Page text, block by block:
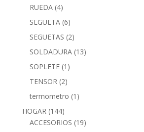
RUEDA (4)
SEGUETA (6)
SEGUETAS (2)
SOLDADURA (13)
SOPLETE (1)
TENSOR (2)
termometro (1)
HOGAR (144)
ACCESORIOS (19)